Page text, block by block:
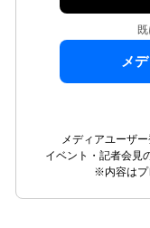
メ
メディアユーザ
イベント・記者会見
※内容はプ